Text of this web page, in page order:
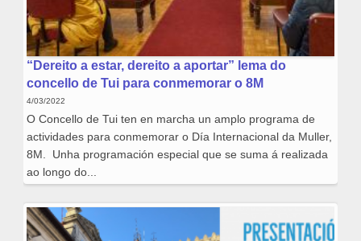
“Dereito a estar, dereito a aportar” lema do
concello de Tui para conmemorar o 8M
4/03/2022
O Concello de Tui ten en marcha un amplo programa de
actividades para conmemorar o Día Internacional da Muller,
8M. Unha programación especial que se suma á realizada
ao longo do...